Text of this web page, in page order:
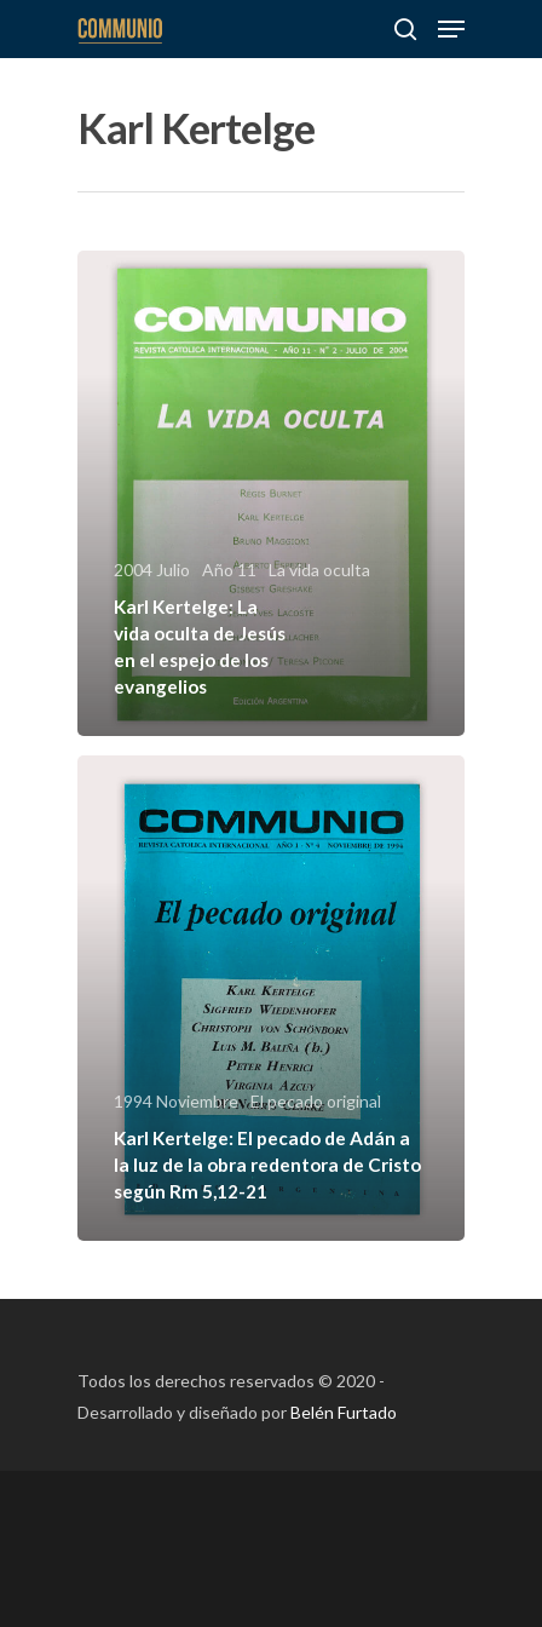
Hit enter to search or ESC to close
Karl Kertelge
2004 Julio Año 11 La vida oculta
Karl Kertelge: La
vida oculta de Jesús
en el espejo de los
evangelios
1994 Noviembre El pecado original
Karl Kertelge: El pecado de Adán a
la luz de la obra redentora de Cristo
según Rm 5,12-21
Todos los derechos reservados © 2020 -
Desarrollado y diseñado porBelén Furtado
Sobre
COMMUNIO
Quiénes
Número
Números
Anteriores
Contacto
Suscripción
Pagar
Pagar
Argentina